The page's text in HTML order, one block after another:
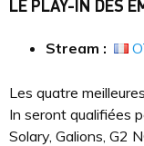
LE PLAY-IN DES
Stream :
Les quatre
In seront qualifiées
Solary, Galions, G2